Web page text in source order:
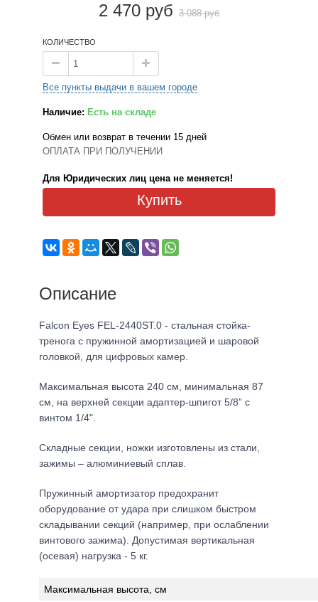
2 470 руб 3 088 руб
КОЛИЧЕСТВО
Все пункты выдачи в вашем городе
Наличие: Есть на складе
Обмен или возврат в течении 15 дней
ОПЛАТА ПРИ ПОЛУЧЕНИИ
Для Юридических лиц цена не меняется!
Купить
Описание
Falcon Eyes FEL-2440ST.0 - стальная стойка-
тренога с пружинной амортизацией и шаровой
головкой, для цифровых камер.
Максимальная высота 240 см, минимальная 87
см, на верхней секции адаптер-шпигот 5/8” с
винтом 1/4".
Складные секции, ножки изготовлены из стали,
зажимы – алюминиевый сплав.
Пружинный амортизатор предохранит
оборудование от удара при слишком быстром
складывании секций (например, при ослаблении
винтового зажима). Допустимая вертикальная
(осевая) нагрузка - 5 кг.
Максимальная высота, см